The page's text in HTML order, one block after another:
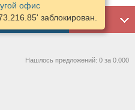
ГАРАЖ
офис
заблокирован.
Нашлось предложений: 0 за 0.000